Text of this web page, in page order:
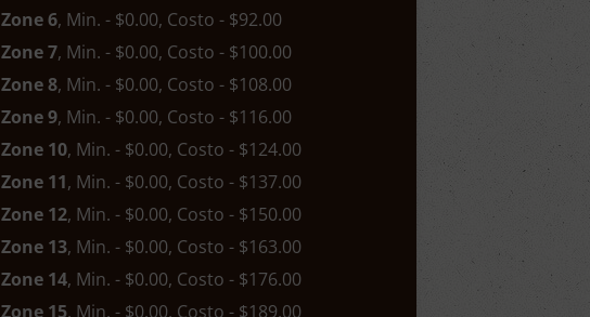
Zone 6, Min. - $0.00, Costo - $92.00
Zone 7, Min. - $0.00, Costo - $100.00
Zone 8, Min. - $0.00, Costo - $108.00
Zone 9, Min. - $0.00, Costo - $116.00
Zone 10, Min. - $0.00, Costo - $124.00
Zone 11, Min. - $0.00, Costo - $137.00
Zone 12, Min. - $0.00, Costo - $150.00
Zone 13, Min. - $0.00, Costo - $163.00
Zone 14, Min. - $0.00, Costo - $176.00
Zone 15, Min. - $0.00, Costo - $189.00